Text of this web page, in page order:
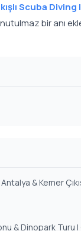
Scuba Diving
bir anı
& Kemer
& Dinopark Turu